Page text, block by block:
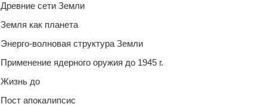
Древние сети Земли
Земля как планета
Энерго-волновая структура Земли
Применение ядерного оружия до 1945 г.
Жизнь до
Пост апокалипсис